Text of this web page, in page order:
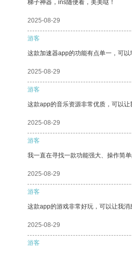
梯子神器，ins随便看，美美哒！
2025-08-29
游客
这款加速器app的功能有点单一，可
2025-08-29
游客
这款app的音乐资源非常优质，可以让
2025-08-29
游客
我一直在寻找一款功能强大、操作简
2025-08-29
游客
这款app的游戏非常好玩，可以让我消
2025-08-29
游客